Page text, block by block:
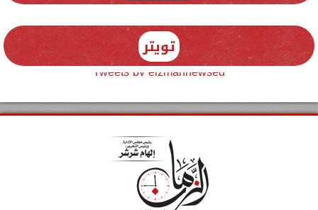
تويتر
Tweets by elzmannewseg